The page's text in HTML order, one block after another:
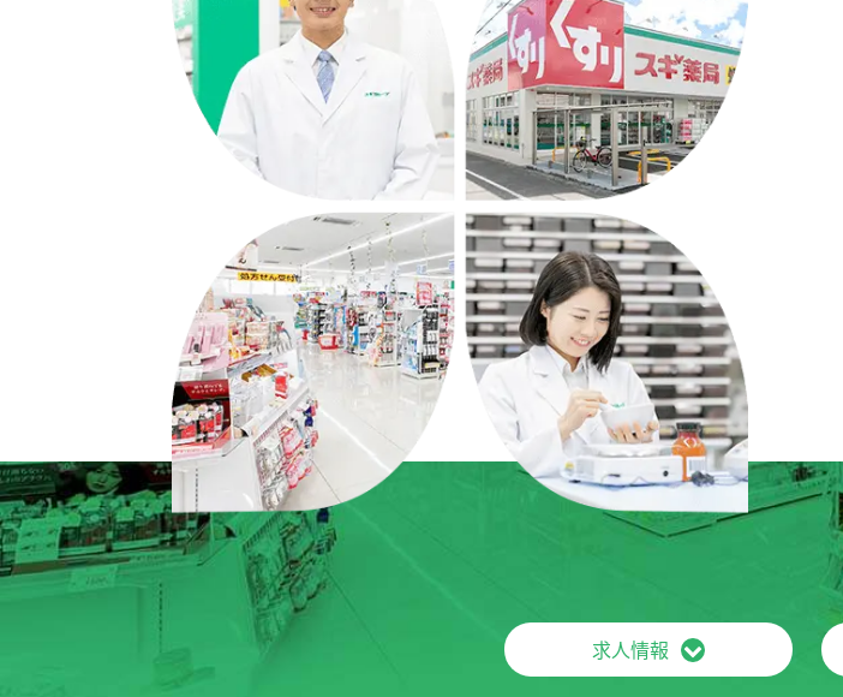
求人情報